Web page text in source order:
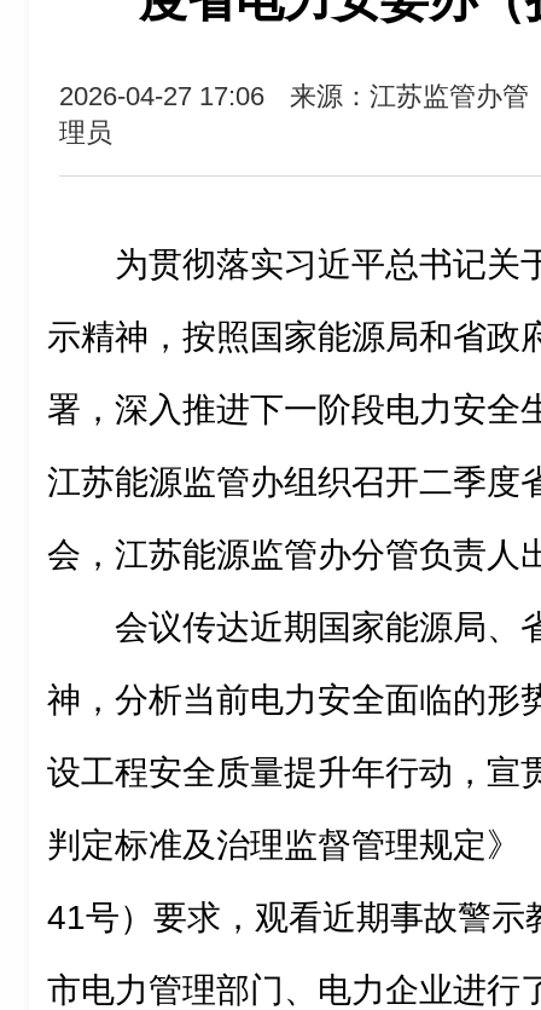
2026-04-27 17:06
来源：江苏监管办管
理员
为贯彻落实习近平总书记关
示精神，按照国家能源局和省政
署，深入推进下一阶段电力安全
江苏能源监管办组织召开二季度
会，江苏能源监管办分管负责人
会议传达近期国家能源局、
神，分析当前电力安全面临的形
设工程安全质量提升年行动，宣
判定标准及治理监督管理规定》
41号）要求，观看近期事故警示
市电力管理部门、电力企业进行